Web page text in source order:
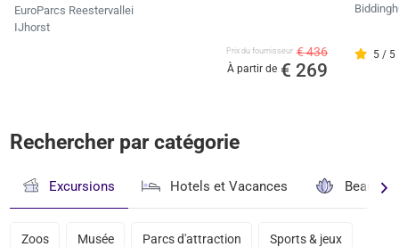
EuroParcs Reestervallei
IJhorst
Prix ​​du fournisseur € 436
À partir de € 269
5 / 5
Rechercher par catégorie
Excursions Hotels et Vacances Beauté
Zoos Musée Parcs d'attraction Sports & jeux